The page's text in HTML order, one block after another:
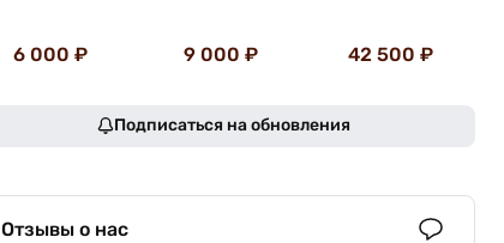
6 000 ₽ 9 000 ₽ 42 500 ₽
Подписаться на обновления
Отзывы о нас